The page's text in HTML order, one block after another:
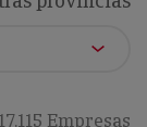
Empresas